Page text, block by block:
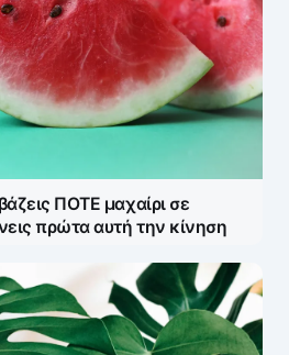
ΠΟΤΕ μαχαίρι σε
πρώτα αυτή την κίνηση